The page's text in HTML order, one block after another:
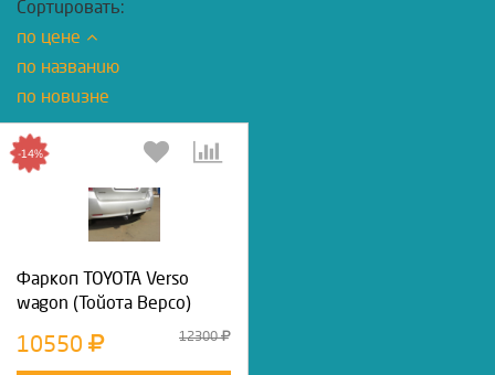
Сортировать:
по цене
по названию
по новизне
Фаркоп TOYOTA Verso
wagon (Тойота Версо)
-14%
10550 12300